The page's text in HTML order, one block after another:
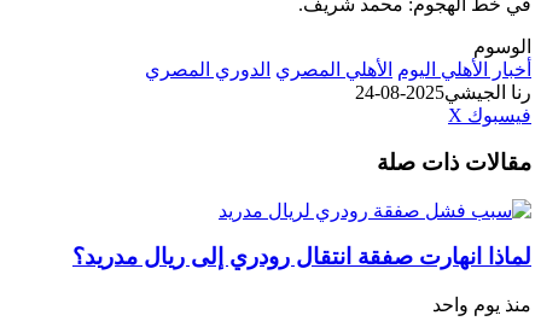
محمد شريف.
اليوم الأهلي المصري
الدوري المصري
2025-08-24
‫Xلينكدإن
بينتيريست
مشاركة
البريد
طباعة
ذات صلة
انهارت صفقة انتقال رودري إلى ريال مدريد؟
واحد